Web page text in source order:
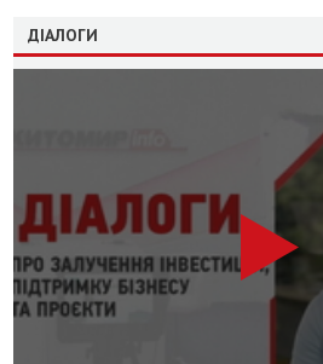
ДІАЛОГИ